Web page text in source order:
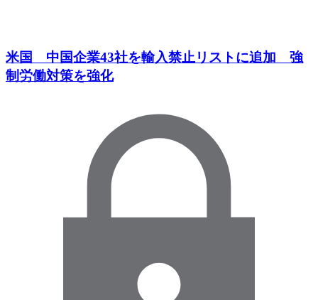
米国 中国企業43社を輸入禁止リストに追加 強
制労働対策を強化